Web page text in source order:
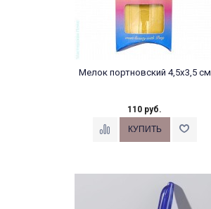
Мелок портновский 4,5х3,5 см
110 руб.